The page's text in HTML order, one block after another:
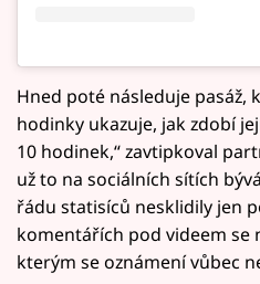
Hned poté následuje pasáž,
hodinky ukazuje, jak zdobí
10 hodinek,“ zavtipkoval
už to na sociálních sítích
řádu statisíců nesklidily jen
komentářích pod videem se
kterým se oznámení vůbec